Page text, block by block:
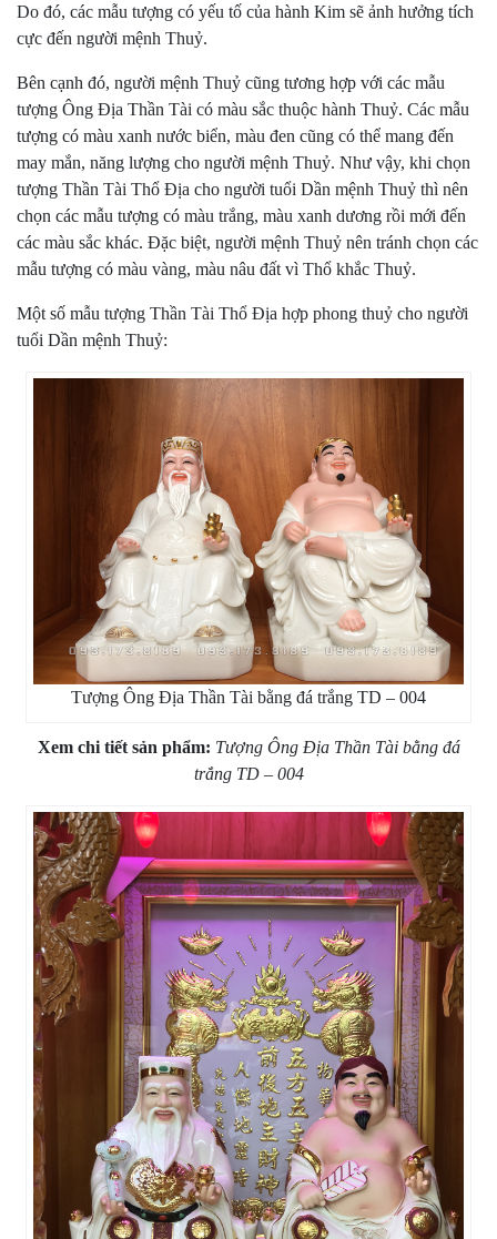
Do đó, các mẫu tượng có yếu tố của hành Kim sẽ ảnh hưởng tích
cực đến người mệnh Thuỷ.
Bên cạnh đó, người mệnh Thuỷ cũng tương hợp với các mẫu
tượng Ông Địa Thần Tài có màu sắc thuộc hành Thuỷ. Các mẫu
tượng có màu xanh nước biển, màu đen cũng có thể mang đến
may mắn, năng lượng cho người mệnh Thuỷ. Như vậy, khi chọn
tượng Thần Tài Thổ Địa cho người tuổi Dần mệnh Thuỷ thì nên
chọn các mẫu tượng có màu trắng, màu xanh dương rồi mới đến
các màu sắc khác. Đặc biệt, người mệnh Thuỷ nên tránh chọn các
mẫu tượng có màu vàng, màu nâu đất vì Thổ khắc Thuỷ.
Một số mẫu tượng Thần Tài Thổ Địa hợp phong thuỷ cho người
tuổi Dần mệnh Thuỷ:
Tượng Ông Địa Thần Tài bằng đá trắng TD – 004
Xem chi tiết sản phẩm: Tượng Ông Địa Thần Tài bằng đá
trắng TD – 004